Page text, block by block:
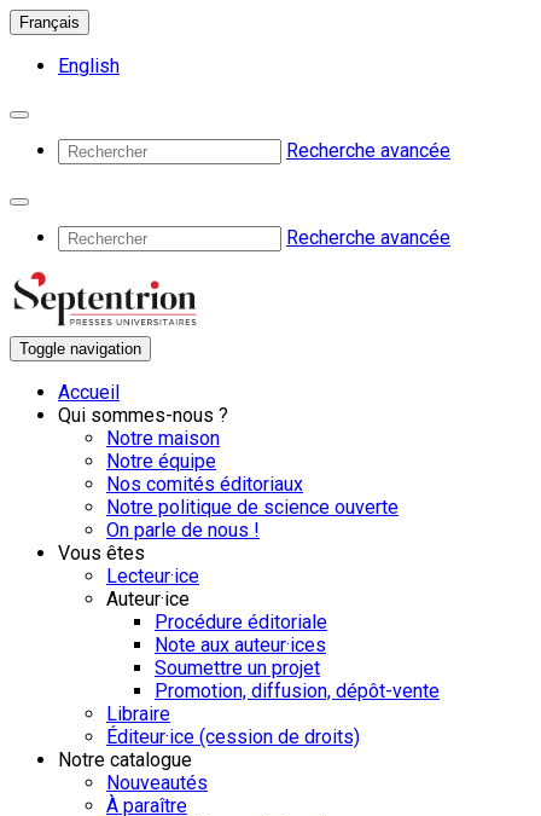
Français
English
Recherche avancée
Recherche avancée
Toggle navigation
Accueil
Qui sommes-nous ?
Notre maison
Notre équipe
Nos comités éditoriaux
Notre politique de science ouverte
On parle de nous !
Vous êtes
Lecteur·ice
Auteur·ice
Procédure éditoriale
Note aux auteur·ices
Soumettre un projet
Promotion, diffusion, dépôt-vente
Libraire
Éditeur·ice (cession de droits)
Notre catalogue
Nouveautés
À paraître